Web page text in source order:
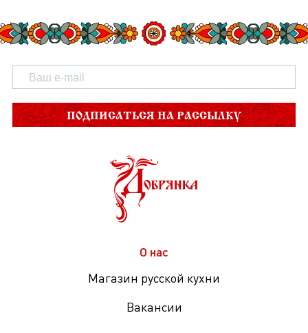
ПОДПИСАТЬСЯ НА РАССЫЛКУ
О нас
Магазин русской кухни
Вакансии